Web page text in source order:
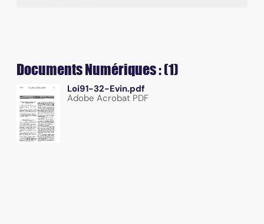
Documents Numériques : (1)
Loi91-32-Evin.pdf
Adobe Acrobat PDF